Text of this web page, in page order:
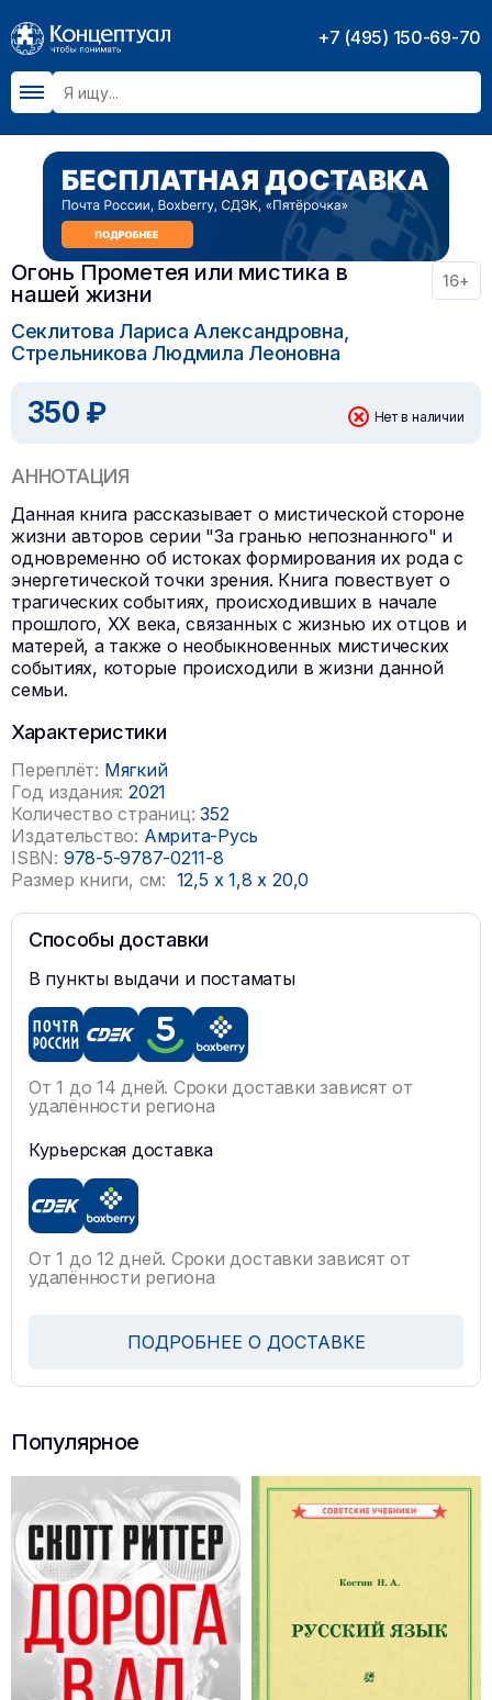
+7 (495) 150-69-70
Огонь Прометея или мистика в
нашей жизни
16+
Секлитова Лариса Александровна,
Стрельникова Людмила Леоновна
350 ₽ Нет в наличии
АННОТАЦИЯ
Данная книга рассказывает о мистической стороне
жизни авторов серии "За гранью непознанного" и
одновременно об истоках формирования их рода с
энергетической точки зрения. Книга повествует о
трагических событиях, происходивших в начале
прошлого, XX века, связанных с жизнью их отцов и
матерей, а также о необыкновенных мистических
событиях, которые происходили в жизни данной
семьи.
Характеристики
Переплёт: Мягкий
Год издания: 2021
Количество страниц: 352
Издательство: Амрита-Русь
ISBN: 978-5-9787-0211-8
Размер книги, см: 12,5 x 1,8x 20,0
Способы доставки
В пункты выдачи и постаматы
От 1 до 14 дней. Сроки доставки зависят от
удалённости региона
Курьерская доставка
От 1 до 12 дней. Сроки доставки зависят от
удалённости региона
ПОДРОБНЕЕ О ДОСТАВКЕ
Популярное